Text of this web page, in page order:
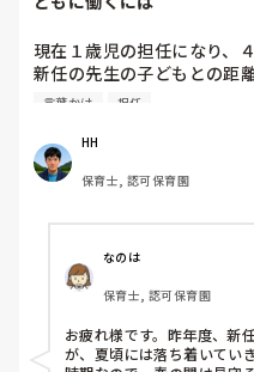
現在１歳児の担任になり、
新任の先生の子どもとの距
い状況です。その都度、こ
繋がらなさがあります。
みなさんはどんな風に保育
言葉かけ 担任
HH
保育士, 認可保育園
なのは
保育士, 認可保育園
お疲れ様です。昨年度、新
が、夏頃には落ち着いてい